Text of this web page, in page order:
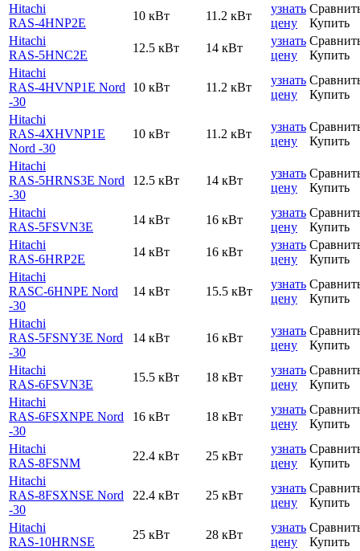
Hitachi
RAS-4HNP2E
10 кВт 11.2 кВт
узнать
цену
Купить
Hitachi
RAS-5HNC2E
12.5 кВт 14 кВт
узнать
цену
Купить
Hitachi
RAS-4HVNP1E Nord
-30
10 кВт 11.2 кВт
узнать
цену
Купить
Hitachi
RAS-4XHVNP1E
Nord -30
10 кВт 11.2 кВт
узнать
цену
Купить
Hitachi
RAS-5HRNS3E Nord
-30
12.5 кВт 14 кВт
узнать
цену
Купить
Hitachi
RAS-5FSVN3E
14 кВт 16 кВт
узнать
цену
Купить
Hitachi
RAS-6HRP2E
14 кВт 16 кВт
узнать
цену
Купить
Hitachi
RASC-6HNPE Nord
-30
14 кВт 15.5 кВт
узнать
цену
Купить
Hitachi
RAS-5FSNY3E Nord
-30
14 кВт 16 кВт
узнать
цену
Купить
Hitachi
RAS-6FSVN3E
15.5 кВт 18 кВт
узнать
цену
Купить
Hitachi
RAS-6FSXNPE Nord
-30
16 кВт 18 кВт
узнать
цену
Купить
Hitachi
RAS-8FSNM
22.4 кВт 25 кВт
узнать
цену
Купить
Hitachi
RAS-8FSXNSE Nord
-30
22.4 кВт 25 кВт
узнать
цену
Купить
Hitachi
RAS-10HRNSE
25 кВт 28 кВт
узнать
цену
Купить